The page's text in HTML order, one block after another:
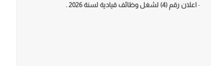
-اعلان رقم (4) لشغل وظائف قيادية لسنة 2026 .